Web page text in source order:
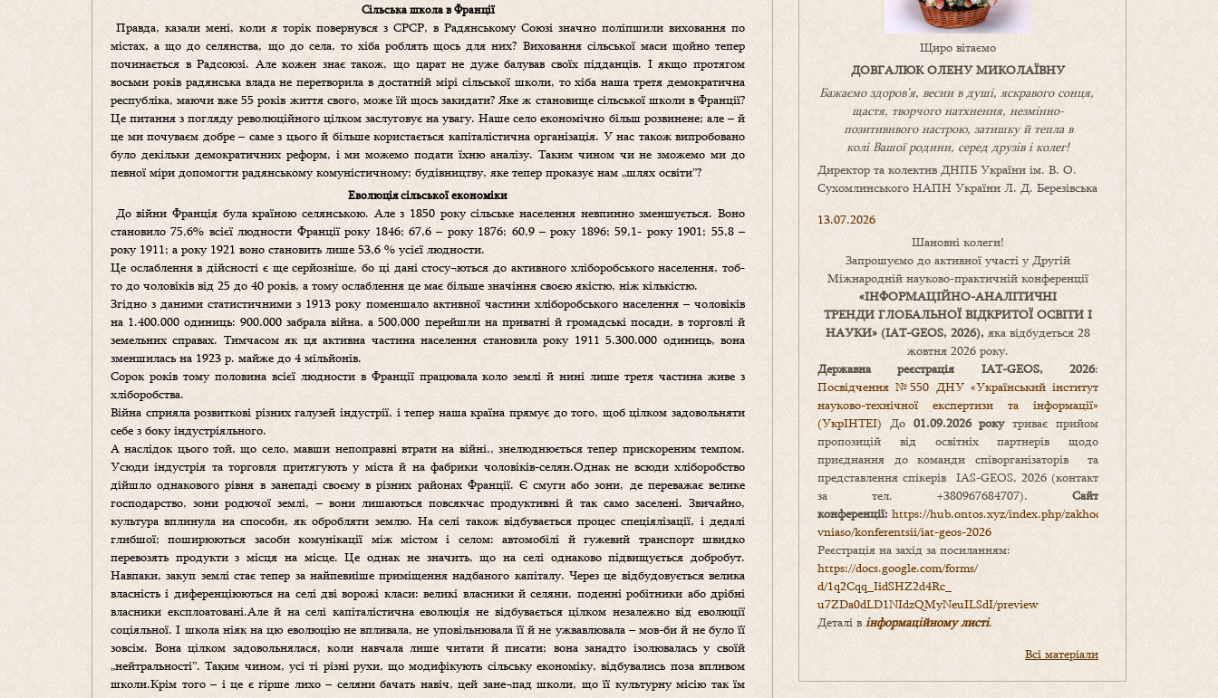
Сільська школа в Франції
Правда, казали мені, коли я торік повернувся з СРСР, в Радянському Союзі значно поліпшили виховання по
містах, а що до селянства, що до села, то хіба роблять щось для них? Виховання сільської маси щойно тепер
починається в Радсоюзі. Але кожен знає також, що царат не дуже балував своїх підданців. І якщо протягом
восьми років радянська влада не перетворила в достатній мірі сільської школи, то хіба наша третя демократична
республіка, маючи вже 55 років життя свого, може їй щось закидати? Яке ж становище сільської школи в Франції?
Це питання з погляду революційного цілком заслуговує на увагу. Наше село економічно більш розвинене; але – й
це ми почуваєм добре – саме з цього й більше користається капіталістична організація. У нас також випробовано
було декільки демократичних реформ, і ми можемо подати їхню аналізу. Таким чином чи не зможемо ми до
певної міри допомогти радянському комуністичному; будівництву, яке тепер проказує нам „шлях освіти”?
Еволюція сільської економіки
До війни Франція була країною селянською. Але з 1850 року сільське населення невпинно зменшується. Воно
становило 75,6% всієї людности Франції року 1846; 67,6 – року 1876; 60,9 – року 1896; 59,1- року 1901; 55,8 –
року 1911; а року 1921 воно становить лише 53,6 % усієї людности.
Це ослаблення в дійсності є ще серйозніше, бо ці дані стосу¬ються до активного хліборобського населення, тоб-
то до чоловіків від 25 до 40 років, а тому ослаблення це має більше значіння своєю якістю, ніж кількістю.
Згідно з даними статистичними з 1913 року поменшало активної частини хліборобського населення – чоловіків
на 1.400.000 одиниць: 900.000 забрала війна, а 500.000 перейшли на приватні й громадські посади, в торговлі й
земельних справах. Тимчасом як ця активна частина населення становила року 1911 5.300.000 одиниць, вона
зменшилась на 1923 р. майже до 4 мільйонів.
Сорок років тому половина всієї людности в Франції працювала коло землі й нині лише третя частина живе з
хліборобства.
Війна сприяла розвиткові різних галузей індустрії, і тепер наша країна прямує до того, щоб цілком задовольняти
себе з боку індустріяльного.
А наслідок цього той, що село, мавши непоправні втрати на війні,, знелюднюється тепер прискореним темпом.
Усюди індустрія та торговля притягують у міста й на фабрики чоловіків-селян.Однак не всюди хліборобство
дійшло однакового рівня в занепаді своєму в різних районах Франції. Є смуги або зони, де переважає велике
господарство, зони родючої землі, – вони лишаються повсякчас продуктивні й так само заселені. Звичайно,
культура вплинула на способи, як обробляти землю. На селі також відбувається процес спеціялізації, і дедалі
глибшої; поширюються засоби комунікації між містом і селом: автомобілі й гужевий транспорт швидко
перевозять продукти з місця на місце. Це однак не значить, що на селі однаково підвищується добробут.
Навпаки, закуп землі стає тепер за найпевиіше приміщення надбаного капіталу. Через це відбудовується велика
власність і диференціюються на селі дві ворожі класи: великі власники й селяни, поденні робітники або дрібні
власники експлоатовані.Але й на селі капіталістична еволюція не відбувається цілком незалежно від еволюції
соціяльної. І школа ніяк на цю еволюцію не впливала, не уповільнювала її й не ужвавлювала – мов-би й не було її
зовсім. Вона цілком задовольнялася, коли навчала лише читати й писати; вона занадто ізолювалась у своїй
„нейтральності”. Таким чином, усі ті різні рухи, що модифікують сільську економіку, відбувались поза впливом
школи.Крім того – і це є гірше лихо – селяни бачать навіч, цей зане¬пад школи, що її культурну місію так їм
Щиро вітаємо
ДОВГАЛЮК ОЛЕНУ МИКОЛАЇВНУ
Бажаємо здоров’я, весни в душі, яскравого сонця,
щастя, творчого натхнення, незмінно-
позитивнвого настрою, затишкуйтепла в
коліВашоїродини, серед друзів і колег!
Директор та колектив ДНПБ України ім. В. О.
Сухомлинського НАПН України Л. Д. Березівська
13.07.2026
Шановні колеги!
Запрошуємо до активної участі у Другій
Міжнародній науково-практичній конференції
«ІНФОРМАЦІЙНО-АНАЛІТИЧНІ
ТРЕНДИ ГЛОБАЛЬНОЇ ВІДКРИТОЇ ОСВІТИ І
НАУКИ» (IAT-GEOS, 2026), яка відбудеться 28
жовтня 2026 року.
Державна реєстрація IAT-GEOS, 2026:
Посвідчення №550 ДНУ «Український інститут
науково-технічної експертизи та інформації»
(УкрІНТЕІ) До 01.09.2026 рокутриває прийом
пропозицій від освітніх партнерів щодо
приєднання до команди співорганізаторів та
представлення спікерів IAS-GEOS, 2026 (контакт
за тел. +380967684707). Сайт
конференції: https://hub.ontos.xyz/index.php/zakhody-
vniaso/konferentsii/iat-geos-2026
Реєстрація на захід за посиланням:
https://docs.google.com/forms/
d/1q2Cqq_IidSHZ2d4Rc_
u7ZDa0dLD1NIdzQMyNeuILSdI/preview
Деталі в інформаційному листі.
Всі матеріали